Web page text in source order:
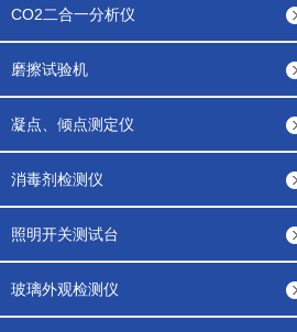
CO2二合一分析仪
磨擦试验机
凝点、倾点测定仪
消毒剂检测仪
照明开关测试台
玻璃外观检测仪